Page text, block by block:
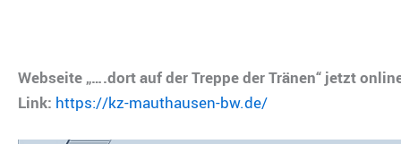
Webseite „….dort auf der Treppe der Tränen“ jetzt
Link: https://kz-mauthausen-bw.de/